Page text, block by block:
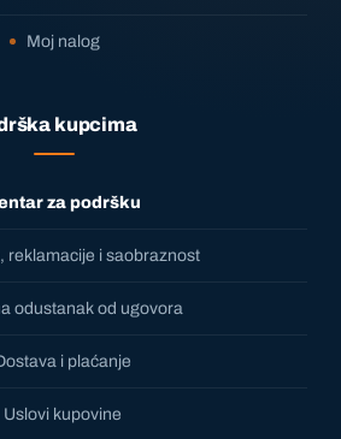
Moj nalog
kupcima
za podršku
reklamacije i saobraznost
odustanak od ugovora
i plaćanje
Uslovi kupovine